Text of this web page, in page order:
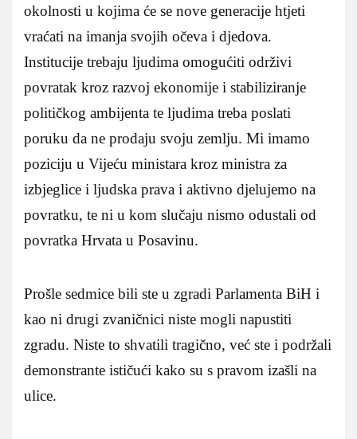
okolnosti u kojima će se nove generacije htjeti
vraćati na imanja svojih očeva i djedova.
Institucije trebaju ljudima omogućiti održivi
povratak kroz razvoj ekonomije i stabiliziranje
političkog ambijenta te ljudima treba poslati
poruku da ne prodaju svoju zemlju. Mi imamo
poziciju u Vijeću ministara kroz ministra za
izbjeglice i ljudska prava i aktivno djelujemo na
povratku, te ni u kom slučaju nismo odustali od
povratka Hrvata u Posavinu.
Prošle sedmice bili ste u zgradi Parlamenta BiH i
kao ni drugi zvaničnici niste mogli napustiti
zgradu. Niste to shvatili tragično, već ste i podržali
demonstrante ističući kako su s pravom izašli na
ulice.